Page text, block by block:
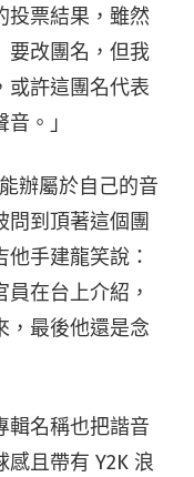
投票結果，雖然
要改團名，但我
或許這團名代表
。」
辦屬於自己的音
問到頂著這個團
手建龍笑說：
員在台上介紹，
，最後他還是念
輯名稱也把諧音
且帶有 Y2K 浪